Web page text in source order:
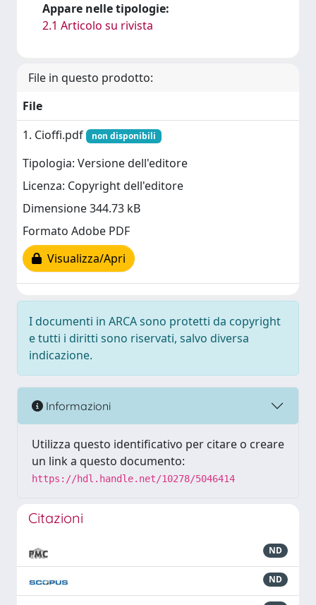
Appare nelle tipologie:
2.1 Articolo su rivista
File in questo prodotto:
File
1. Cioffi.pdf
non disponibili
Tipologia: Versione dell'editore
Licenza: Copyright dell'editore
Dimensione 344.73 kB
Formato Adobe PDF
Visualizza/Apri
I documenti in ARCA sono protetti da copyright
e tutti i diritti sono riservati, salvo diversa
indicazione.
Informazioni
Utilizza questo identificativo per citare o creare
un link a questo documento:
https://hdl.handle.net/10278/5046414
Citazioni
ND
ND